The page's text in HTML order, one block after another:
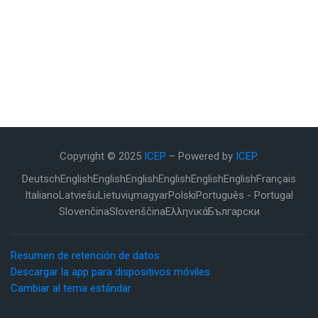
Copyright © 2025 ICEP – Powered by ICEP.
DeutschEnglishEnglishEnglishEnglishEnglishEnglishFrançais
ItalianoLatviešuLietuviųmagyarPolskiPortuguês - Portugal
SlovenčinaSlovenščinaΕλληνικάБългарски
Resumen de retención de datos
Descargar la app para dispositivos móviles
Cambiar al tema estándar